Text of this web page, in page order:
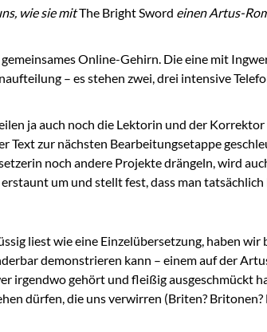
wie sie mitThe Bright Sword einen Artus-
Online-Gehirn. Die eine mit
– es stehen zwei, drei intensive
ja auch noch die Lektorin und der
zur nächsten Bearbeitungsetappe
noch andere Projekte drängeln, wird
um und stellt fest, dass man
liest wie eine Einzelübersetzung, haben
demonstrieren kann – einem auf der
irgendwo gehört und fleißig ausgeschmückt
dürfen, die uns verwirren (Briten?